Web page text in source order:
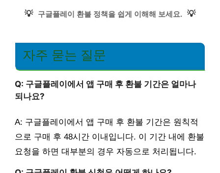
💡 구글플레이 환불 정책을 쉽게 이해해 보세요. 💡
자주 묻는 질문
Q: 구글플레이에서 앱 구매 후 환불 기간은 얼마나
되나요?
A: 구글플레이에서 앱 구매 후 환불 기간은 원칙적
으로 구매 후 48시간 이내입니다. 이 기간 내에 환불
요청을 하면 대부분의 경우 자동으로 처리됩니다.